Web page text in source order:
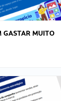
GASTAR MUITO